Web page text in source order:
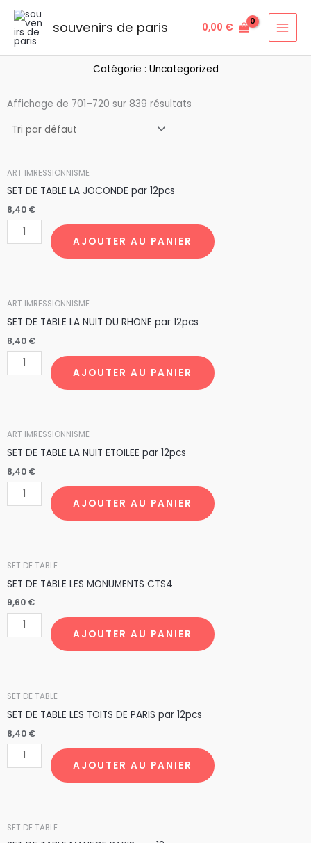
Aller
contenu
souvenirs de paris 0,00 €
Catégorie : Uncategorized
Affichage de 701–720 sur 839 résultats
ART IMRESSIONNISME
SET DE TABLE LA JOCONDE par 12pcs
8,40 €
quantité
de
DE
TABLE
12pcs
AJOUTER AU PANIER
ART IMRESSIONNISME
SET DE TABLE LA NUIT DU RHONE par 12pcs
8,40 €
quantité
de
DE
TABLE
RHONE
par
12pcs
AJOUTER AU PANIER
ART IMRESSIONNISME
SET DE TABLE LA NUIT ETOILEE par 12pcs
8,40 €
quantité
de
DE
TABLE
par
12pcs
AJOUTER AU PANIER
SET DE TABLE
SET DE TABLE LES MONUMENTS CTS4
9,60 €
quantité
de
SET
DE
TABLE
AJOUTER AU PANIER
SET DE TABLE
SET DE TABLE LES TOITS DE PARIS par 12pcs
8,40 €
quantité
de
DE
TABLE
PARIS
AJOUTER AU PANIER
SET DE TABLE
quantité
de